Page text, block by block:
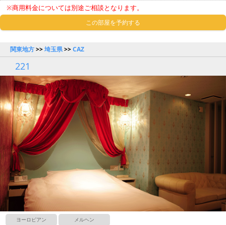
※商用料金については別途ご相談となります。
この部屋を予約する
関東地方>>埼玉県>>CAZ
221
ヨーロピアン メルヘン